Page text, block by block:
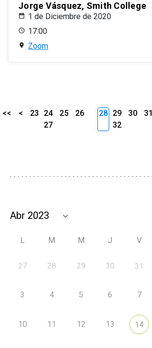
Jorge Vásquez, Smith College
1 de Diciembre de 2020
17:00
Zoom
<< < 23 24 25
26
27
28 29 30
31
32
L M M J V
27 28 29 30 31
3 4 5 6 7
10 11 12 13 14